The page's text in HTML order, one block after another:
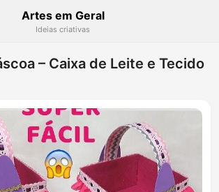
Artes em Geral
Ideias criativas
– Caixa de Leite e Tecido